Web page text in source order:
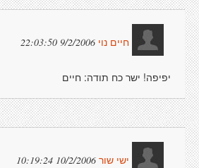
חיים נוי 9/2/2006 22:03:50
יפיפה! ישר כח תודה: חיים
ישי שור 10/2/2006 10:19:24